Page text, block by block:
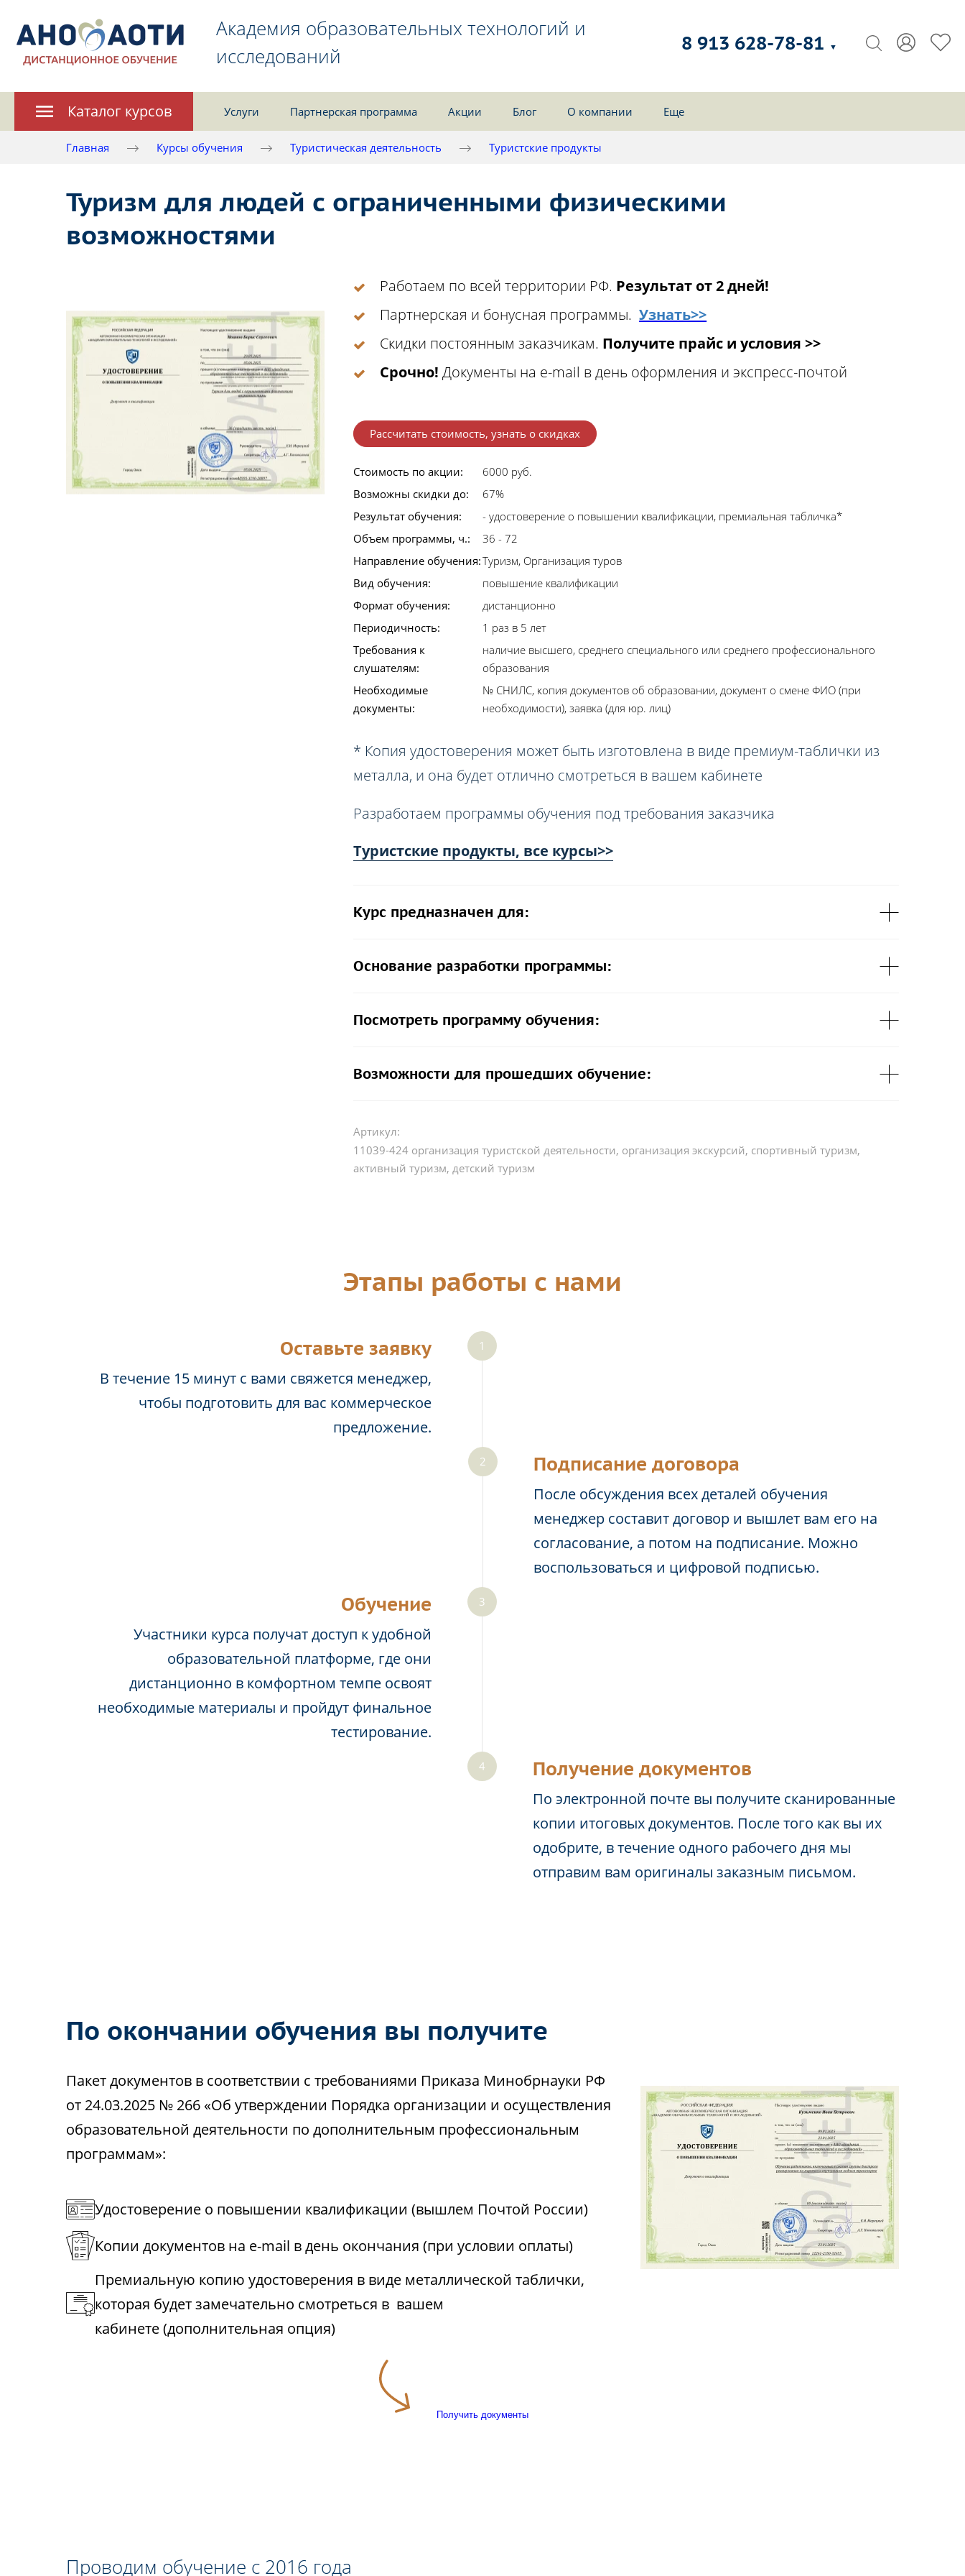
Академия образовательных технологий и
исследований
8 913 628-78-81 ▼
Каталог курсов Услуги Партнерская программа Акции Блог О компании Еще
Главная Курсы обучения Туристическая деятельность Туристские продукты
Туризм для людей с ограниченными физическими
возможностями
Работаем по всей территории РФ. Результат от 2 дней!
Партнерская и бонусная программы.Узнать>>
Скидки постоянным заказчикам. Получите прайс и условия >>
Срочно! Документы на e-mail в день оформления и экспресс-почтой
Рассчитать стоимость, узнать о скидках
Стоимость по акции:
6000 руб.
Возможны скидки до:
67%
Результат обучения:
- удостоверение о повышении квалификации, премиальная табличка*
Объем программы, ч.:
36 - 72
Направление обучения:Туризм, Организация туров
Вид обучения:
повышение квалификации
Формат обучения:
дистанционно
Периодичность:
1 раз в 5 лет
Требования к
слушателям:
наличие высшего, среднего специального или среднего профессионального
образования
Необходимые
документы:
№ СНИЛС, копия документов об образовании, документ о смене ФИО (при
необходимости), заявка (для юр. лиц)
* Копия удостоверения может быть изготовлена в виде премиум-таблички из
металла, и она будет отлично смотреться в вашем кабинете
Разработаем программы обучения под требования заказчика
Туристские продукты, все курсы>>
Курс предназначен для:
Основание разработки программы:
Посмотреть программу обучения:
Возможности для прошедших обучение:
Артикул:
11039-424 организация туристской деятельности, организация экскурсий, спортивный туризм,
активный туризм, детский туризм
Этапы работы с нами
Оставьте заявку
В течение 15 минут с вами свяжется менеджер,
чтобы подготовить для вас коммерческое
предложение.
Подписание договора
После обсуждения всех деталей обучения
менеджер составит договор и вышлет вам его на
согласование, а потом на подписание. Можно
воспользоваться и цифровой подписью.
Обучение
Участники курса получат доступ к удобной
образовательной платформе, где они
дистанционно в комфортном темпе освоят
необходимые материалы и пройдут финальное
тестирование.
Получение документов
По электронной почте вы получите сканированные
копии итоговых документов. После того как вы их
одобрите, в течение одного рабочего дня мы
отправим вам оригиналы заказным письмом.
По окончании обучения вы получите
Пакет документов в соответствии с требованиями Приказа Минобрнауки РФ
от 24.03.2025 № 266 «Об утверждении Порядка организации и осуществления
образовательной деятельности по дополнительным профессиональным
программам»:
Удостоверение о повышении квалификации (вышлем Почтой России)
Копии документов на e-mail в день окончания (при условии оплаты)
Премиальную копию удостоверения в виде металлической таблички,
которая будет замечательно смотреться в вашем
кабинете (дополнительная опция)
Получить документы
Проводим обучение с 2016 года